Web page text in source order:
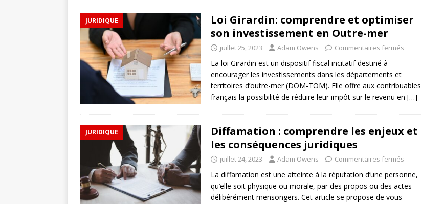
JURIDIQUE
Loi Girardin: comprendre et optimiser
son investissement en Outre-mer
juillet 25, 2023 Adam Owens Commentaires fermés
La loi Girardin est un dispositif fiscal incitatif destiné à
encourager les investissements dans les départements et
territoires d’outre-mer (DOM-TOM). Elle offre aux contribuables
français la possibilité de réduire leur impôt sur le revenu en […]
JURIDIQUE
Diffamation : comprendre les enjeux et
les conséquences juridiques
juillet 24, 2023 Adam Owens Commentaires fermés
La diffamation est une atteinte à la réputation d’une personne,
qu’elle soit physique ou morale, par des propos ou des actes
délibérément mensongers. Cet article se propose de vous